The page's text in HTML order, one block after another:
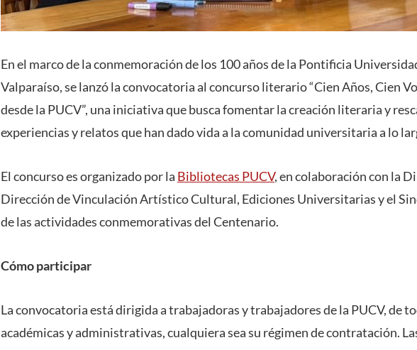
En el marco de la conmemoración de los 100 años de la Pontificia
Valparaíso, se lanzó la convocatoria al concurso literario “Cien Años, Cien
desde la PUCV”, una iniciativa que busca fomentar la creación literaria y
experiencias y relatos que han dado vida a la comunidad universitaria a lo
El concurso es organizado por la Bibliotecas PUCV, en colaboración con la
Dirección de Vinculación Artístico Cultural, Ediciones Universitarias y el
de las actividades conmemorativas del Centenario.
Cómo participar
La convocatoria está dirigida a trabajadoras y trabajadores de la PUCV, de
académicas y administrativas, cualquiera sea su régimen de contratación.